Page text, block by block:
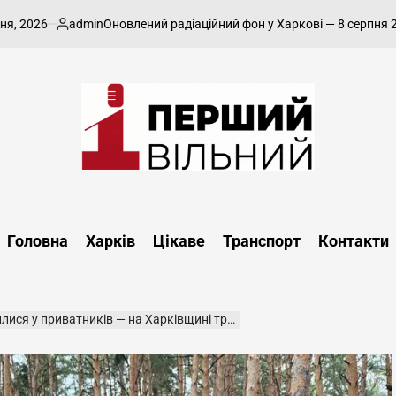
Опубліковано
adminОновлений радіаційний фон у Харкові — 8 серпня 2026
on
8
харківський,
області
Головна Харків Цікаве Транспорт Контакти
— на Харківщині триває судова суперечка